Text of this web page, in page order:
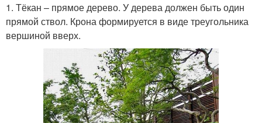
1. Тёкан – прямое дерево. У дерева должен быть один
прямой ствол. Крона формируется в виде треугольника
вершиной вверх.